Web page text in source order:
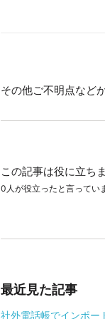
その他ご不明点など
この記事は役に立ち
0人が役立ったと言ってい
最近見た記事
社外電話帳でインポー